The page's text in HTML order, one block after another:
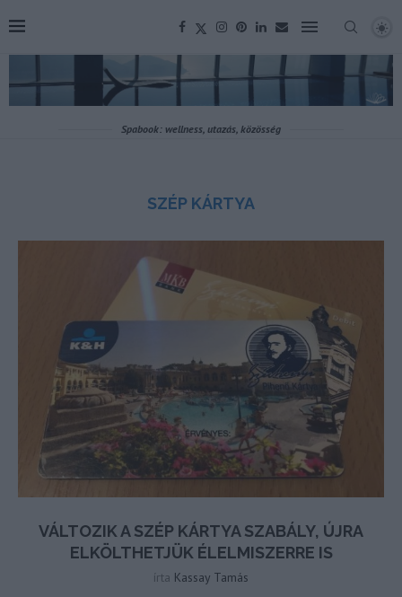
Spabook: wellness, utazás, közösség
SZÉP KÁRTYA
VÁLTOZIK A SZÉP KÁRTYA SZABÁLY, ÚJRA
ELKÖLTHETJÜK ÉLELMISZERRE IS
írta Kassay Tamás